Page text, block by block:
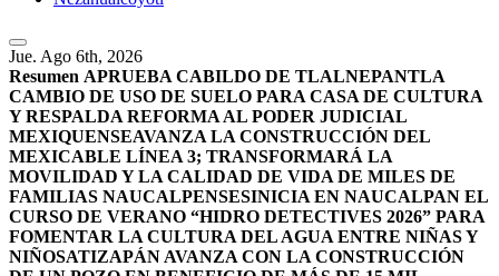
Jue. Ago 6th, 2026
Resumen APRUEBA CABILDO DE TLALNEPANTLA
CAMBIO DE USO DE SUELO PARA CASA DE CULTURA
Y RESPALDA REFORMA AL PODER JUDICIAL
MEXIQUENSEAVANZA LA CONSTRUCCIÓN DEL
MEXICABLE LÍNEA 3; TRANSFORMARÁ LA
MOVILIDAD Y LA CALIDAD DE VIDA DE MILES DE
FAMILIAS NAUCALPENSESINICIA EN NAUCALPAN EL
CURSO DE VERANO “HIDRO DETECTIVES 2026” PARA
FOMENTAR LA CULTURA DEL AGUA ENTRE NIÑAS Y
NIÑOSATIZAPÁN AVANZA CON LA CONSTRUCCIÓN